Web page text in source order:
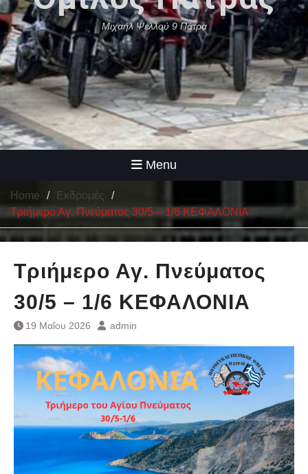
Μιχαήλ Ψελλού 9 Πάτρα
Menu
Home
Εκδρομές
Τριήμερο Αγ. Πνεύματος 30/5 – 1/6 ΚΕΦΑΛΟΝΙΑ
Τριήμερο Αγ. Πνεύματος
30/5 – 1/6 ΚΕΦΑΛΟΝΙΑ
19 Μαΐου 2026 admin